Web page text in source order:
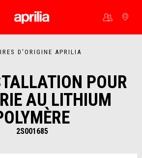
Aller au contenu principal
D'ORIGINE APRILIA
POUR
AU LITHIUM
2S001685